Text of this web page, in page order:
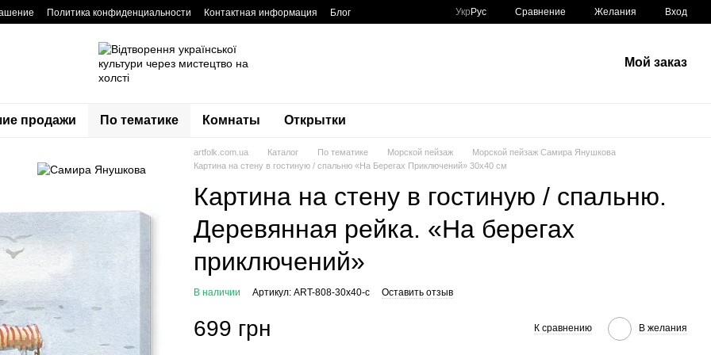
Политика конфиденциальности Контактная информация Блог Укр Рус Сравнение Желания Вход
Мой заказ
продажи По тематике Комнаты Открытки
artfolk.com.ua Каталог По тематике Морской пейзаж
Морской пейзаж Самира Янушкова
Картина на стену в гостиную / спальню «На Берегах Приключений» 30х40 см
Картина на стену в гостиную / спальню.
Деревянная рейка. «На берегах
приключений»
В наличии Артикул: ART-808-30x40-c Оставить отзыв
699 грн К сравнению В желания